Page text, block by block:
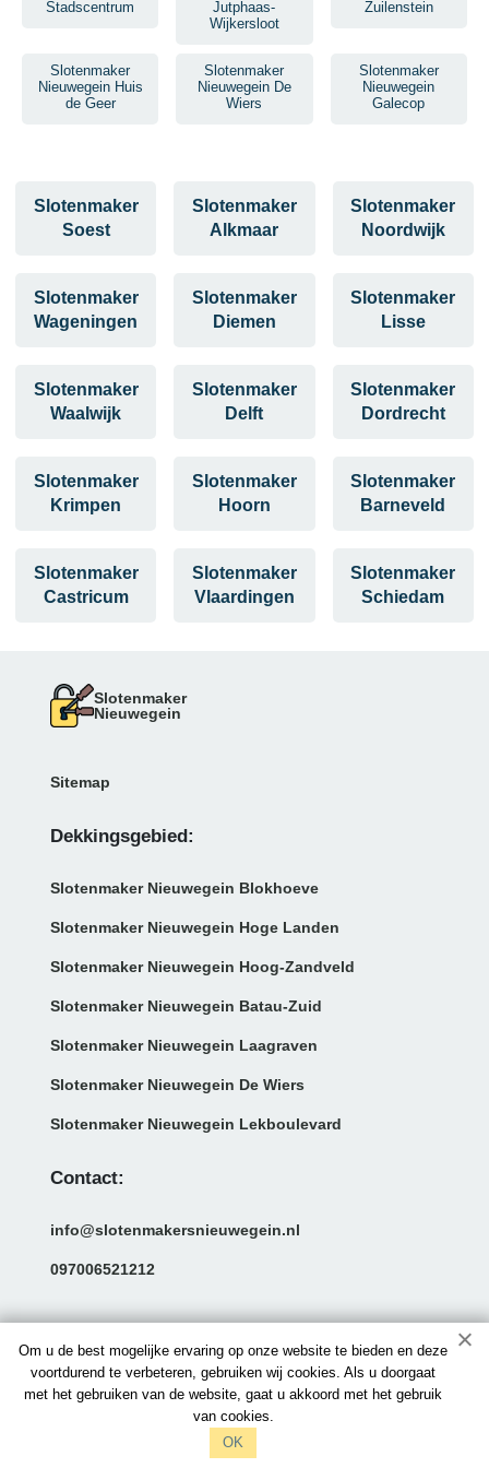
Stadscentrum
Jutphaas-
Wijkersloot
Zuilenstein
Slotenmaker
Nieuwegein Huis
de Geer
Slotenmaker
Nieuwegein De
Wiers
Slotenmaker
Nieuwegein
Galecop
Om u de best mogelijke ervaring op onze website te bieden en deze
voortdurend te verbeteren, gebruiken wij cookies. Als u doorgaat
met het gebruiken van de website, gaat u akkoord met het gebruik
van cookies.
OK
Slotenmaker
Soest
Slotenmaker
Alkmaar
Slotenmaker
Noordwijk
Slotenmaker
Wageningen
Slotenmaker
Diemen
Slotenmaker
Lisse
Slotenmaker
Waalwijk
Slotenmaker
Delft
Slotenmaker
Dordrecht
Slotenmaker
Krimpen
Slotenmaker
Hoorn
Slotenmaker
Barneveld
Slotenmaker
Castricum
Slotenmaker
Vlaardingen
Slotenmaker
Schiedam
Slotenmaker
Nieuwegein
Sitemap
Dekkingsgebied:
Slotenmaker Nieuwegein Blokhoeve
Slotenmaker Nieuwegein Hoge Landen
Slotenmaker Nieuwegein Hoog-Zandveld
Slotenmaker Nieuwegein Batau-Zuid
Slotenmaker Nieuwegein Laagraven
Slotenmaker Nieuwegein De Wiers
Slotenmaker Nieuwegein Lekboulevard
Contact:
info@slotenmakersnieuwegein.nl
097006521212